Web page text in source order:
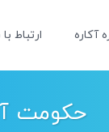
آکاره ارتباط
حکومت